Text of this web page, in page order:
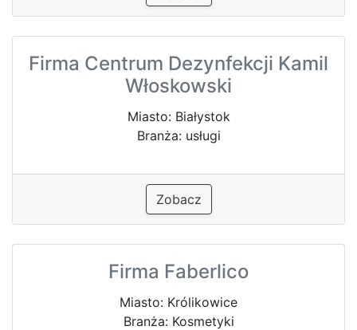
Firma Centrum Dezynfekcji Kamil
Włoskowski
Miasto: Białystok
Branża: usługi
Zobacz
Firma Faberlico
Miasto: Królikowice
Branża: Kosmetyki